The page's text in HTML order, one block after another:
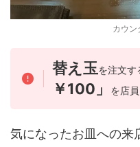
カウン
替え玉を注文す
￥100」
を店
気になったお皿への来